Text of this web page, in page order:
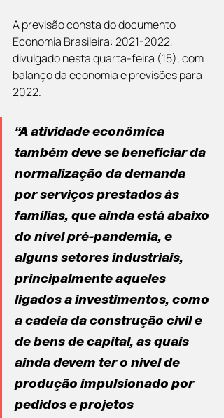
A previsão consta do documento
Economia Brasileira: 2021-2022,
divulgado nesta quarta-feira (15), com
balanço da economia e previsões para
2022.
“A atividade econômica
também deve se beneficiar da
normalização da demanda
por serviços prestados às
famílias, que ainda está abaixo
do nível pré-pandemia, e
alguns setores industriais,
principalmente aqueles
ligados a investimentos, como
a cadeia da construção civil e
de bens de capital, as quais
ainda devem ter o nível de
produção impulsionado por
pedidos e projetos